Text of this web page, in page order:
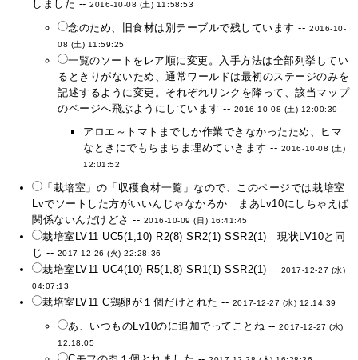
しました --2016-10-08 (土) 11:58:53
念のため、旧食材は別テーブルで残しています -- 2016-10-
08 (土) 11:59:25
一覧のソートをレア順に変更。入手方法は全部列挙してい
るときりがないため、通常ワールドは最初のステージのみを
記述するように変更。それぞれリンクを降って、該当マップ
のページへ飛ぶようにしています -- 2016-10-08 (土) 12:00:39
アロエ～トマトまでしか作業できなかったため、ヒマ
なときにでもちまちま埋めていきます -- 2016-10-08 (土)
12:01:52
「栽培室」の「収穫食材一覧」なので、このページでは栽培室
Lvでソートした方がいいんじゃなかろか まあLv10にしちゃえば
関係ないんだけどさ -- 2016-10-09 (日) 16:41:45
栽培室LV11 UC5(1,10) R2(8) SR2(1) SSR2(1) 現状LV10と同
じ -- 2017-12-26 (火) 22:28:36
栽培室LV11 UC4(10) R5(1,8) SR1(1) SSR2(1) -- 2017-12-27 (水)
04:07:13
栽培室LV11 C鶏卵が１個だけとれた -- 2017-12-27 (水) 12:14:39
あ、いつものLv10のに追加でってことね --2017-12-27 (水)
12:18:05